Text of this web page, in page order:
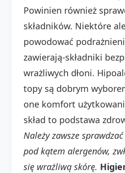
Powinien również
składników. Niektóre
powodować
zawierają-składniki
wrażliwych dłoni.
topy są dobrym
one komfort
skład to podstawa
Należy zawsze
pod kątem alergenów,
się wrażliwą skórę.